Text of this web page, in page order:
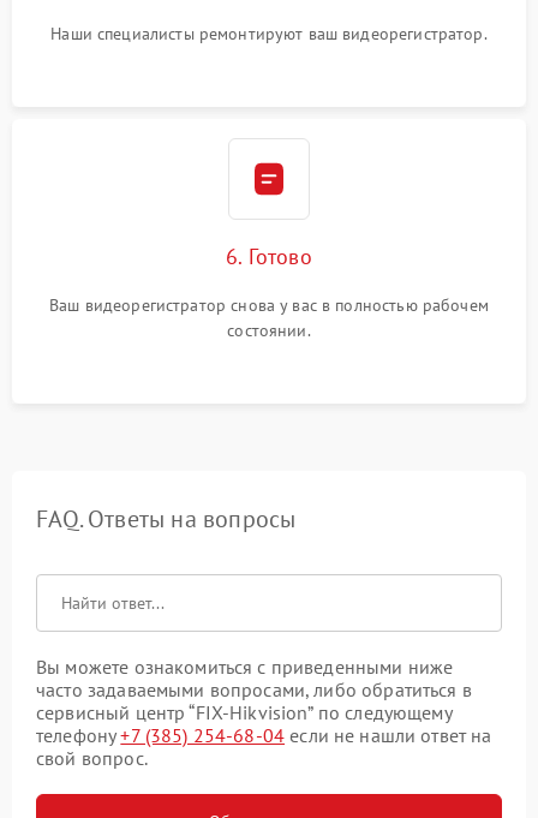
Наши специалисты ремонтируют ваш видеорегистратор.
6. Готово
Ваш видеорегистратор снова у вас в полностью рабочем
состоянии.
FAQ. Ответы на вопросы
Вы можете ознакомиться с приведенными ниже
часто задаваемыми вопросами, либо обратиться в
сервисный центр “FIX-Hikvision” по следующему
телефону+7 (385) 254-68-04 если не нашли ответ на
свой вопрос.